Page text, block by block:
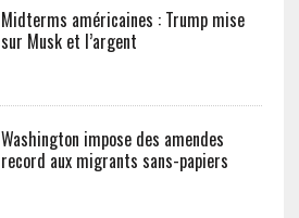
Midterms américaines : Trump mise
sur Musk et l’argent
Washington impose des amendes
record aux migrants sans-papiers